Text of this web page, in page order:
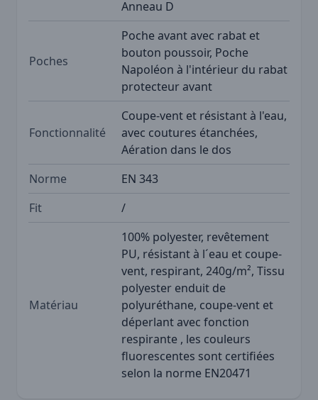
Anneau D
Poches
Poche avant avec rabat et
bouton poussoir, Poche
Napoléon à l'intérieur du rabat
protecteur avant
Fonctionnalité
Coupe-vent et résistant à l'eau,
avec coutures étanchées,
Aération dans le dos
Norme
EN 343
Fit
/
Matériau
100% polyester, revêtement
PU, résistant à l´eau et coupe-
vent, respirant, 240g/m², Tissu
polyester enduit de
polyuréthane, coupe-vent et
déperlant avec fonction
respirante , les couleurs
fluorescentes sont certifiées
selon la norme EN20471